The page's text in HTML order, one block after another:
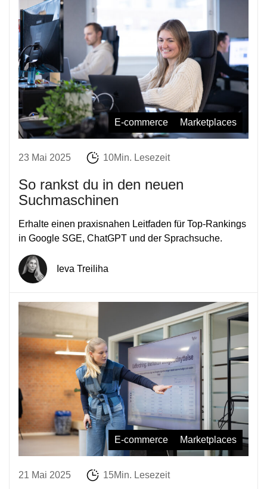
E-commerce Marketplaces
23 Mai 2025 10Min. Lesezeit
So rankst du in den neuen
Suchmaschinen
Erhalte einen praxisnahen Leitfaden für Top-Rankings
in Google SGE, ChatGPT und der Sprachsuche.
Ieva Treiliha
E-commerce Marketplaces
21 Mai 2025 15Min. Lesezeit